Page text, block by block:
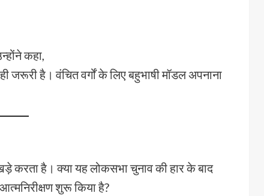
कहा,
जरूरी है। वंचित वर्गों के लिए बहुभाषी मॉडल अपनाना
करता है। क्या यह लोकसभा चुनाव की हार के बाद
शुरू किया है?